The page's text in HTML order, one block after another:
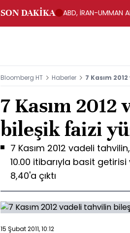
SON DAKİKA ABD, İRAN-UMMAN
Bloomberg HT Haberler 7 Kasım
7 Kasım
bileşik faizi
7 Kasım 2012 vadeli
10.00 itibarıyla basit
8,40'a çıktı
15 Şubat 2011, 10:12